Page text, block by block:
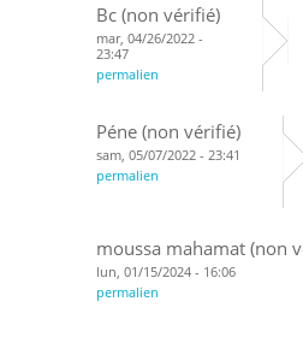
Bc (non vérifié)
mar, 04/26/2022 -
23:47
permalien
Péne (non vérifié)
sam, 05/07/2022 - 23:41
permalien
moussa mahamat (non
lun, 01/15/2024 - 16:06
permalien